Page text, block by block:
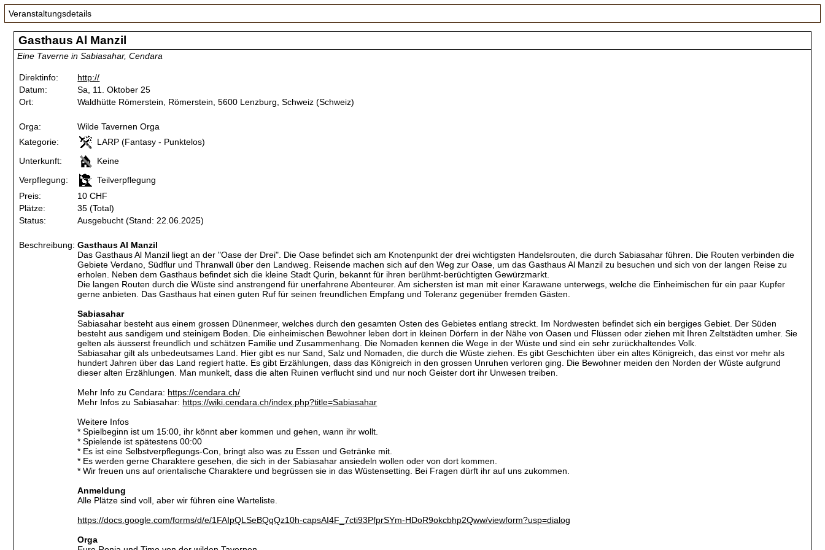
Veranstaltungsdetails
Gasthaus Al Manzil
Eine Taverne in Sabiasahar, Cendara
Direktinfo:
http://
Datum:
Sa, 11. Oktober 25
Ort:
Waldhütte Römerstein, Römerstein, 5600 Lenzburg, Schweiz (Schweiz)
Orga:
Wilde Tavernen Orga
Kategorie:
LARP (Fantasy - Punktelos)
Unterkunft:
Keine
Verpflegung:
Teilverpflegung
Preis:
10 CHF
Plätze:
35 (Total)
Status:
Ausgebucht (Stand: 22.06.2025)
Beschreibung: Gasthaus Al Manzil
Das Gasthaus Al Manzil liegt an der "Oase der Drei". Die Oase befindet sich am Knotenpunkt der drei wichtigsten Handelsrouten, die durch Sabiasahar führen. Die Routen verbinden die
Gebiete Verdano, Südflur und Thranwall über den Landweg. Reisende machen sich auf den Weg zur Oase, um das Gasthaus Al Manzil zu besuchen und sich von der langen Reise zu
erholen. Neben dem Gasthaus befindet sich die kleine Stadt Qurin, bekannt für ihren berühmt-berüchtigten Gewürzmarkt.
Die langen Routen durch die Wüste sind anstrengend für unerfahrene Abenteurer. Am sichersten ist man mit einer Karawane unterwegs, welche die Einheimischen für ein paar Kupfer
gerne anbieten. Das Gasthaus hat einen guten Ruf für seinen freundlichen Empfang und Toleranz gegenüber fremden Gästen.
Sabiasahar
Sabiasahar besteht aus einem grossen Dünenmeer, welches durch den gesamten Osten des Gebietes entlang streckt. Im Nordwesten befindet sich ein bergiges Gebiet. Der Süden
besteht aus sandigem und steinigem Boden. Die einheimischen Bewohner leben dort in kleinen Dörfern in der Nähe von Oasen und Flüssen oder ziehen mit Ihren Zeltstädten umher. Sie
gelten als äusserst freundlich und schätzen Familie und Zusammenhang. Die Nomaden kennen die Wege in der Wüste und sind ein sehr zurückhaltendes Volk.
Sabiasahar gilt als unbedeutsames Land. Hier gibt es nur Sand, Salz und Nomaden, die durch die Wüste ziehen. Es gibt Geschichten über ein altes Königreich, das einst vor mehr als
hundert Jahren über das Land regiert hatte. Es gibt Erzählungen, dass das Königreich in den grossen Unruhen verloren ging. Die Bewohner meiden den Norden der Wüste aufgrund
dieser alten Erzählungen. Man munkelt, dass die alten Ruinen verflucht sind und nur noch Geister dort ihr Unwesen treiben.
Mehr Info zu Cendara: https://cendara.ch/
Mehr Infos zu Sabiasahar: https://wiki.cendara.ch/index.php?title=Sabiasahar
Weitere Infos
* Spielbeginn ist um 15:00, ihr könnt aber kommen und gehen, wann ihr wollt.
* Spielende ist spätestens 00:00
* Es ist eine Selbstverpflegungs-Con, bringt also was zu Essen und Getränke mit.
* Es werden gerne Charaktere gesehen, die sich in der Sabiasahar ansiedeln wollen oder von dort kommen.
* Wir freuen uns auf orientalische Charaktere und begrüssen sie in das Wüstensetting. Bei Fragen dürft ihr auf uns zukommen.
Anmeldung
Alle Plätze sind voll, aber wir führen eine Warteliste.
https://docs.google.com/forms/d/e/1FAIpQLSeBQqQz10h-capsAI4F_7cti93PfprSYm-HDoR9okcbhp2Qww/viewform?usp=dialog
Orga